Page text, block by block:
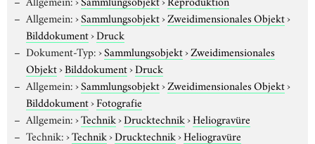
Allgemein:›Sammlungsobjekt›Zweidimensionales Objekt›
Bilddokument›Druck
Dokument-Typ:›Sammlungsobjekt›Zweidimensionales
Objekt›Bilddokument›Druck
Allgemein:›Sammlungsobjekt›Zweidimensionales Objekt›
Bilddokument›Fotografie
Allgemein:›Technik›Drucktechnik›Heliogravüre
Technik:›Technik›Drucktechnik›Heliogravüre